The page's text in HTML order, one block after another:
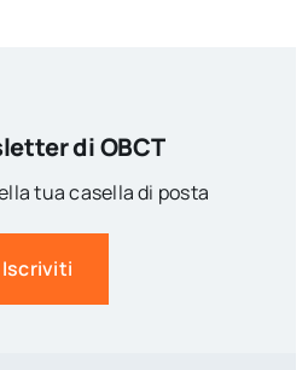
di OBCT
tua casella di posta
Iscriviti